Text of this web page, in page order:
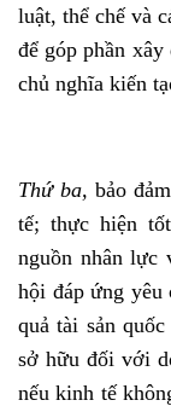
luật, thể chế và
để góp phần
chủ nghĩa kiến
Thứ ba, bảo
tế; thực hiện
nguồn nhân lực
hội đáp ứng yêu
quả tài sản
sở hữu đối với
nếu kinh tế